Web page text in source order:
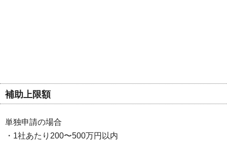
補助上限額
単独申請の場合
・1社あたり200〜500万円以内